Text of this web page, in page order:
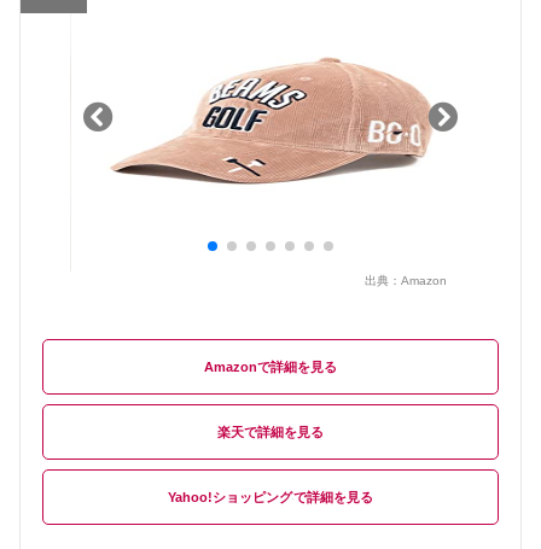
出典： Amazon
Amazon
楽天
Yahoo!ショッピング